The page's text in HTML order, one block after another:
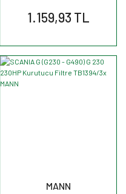
1.159,93 TL
MANN